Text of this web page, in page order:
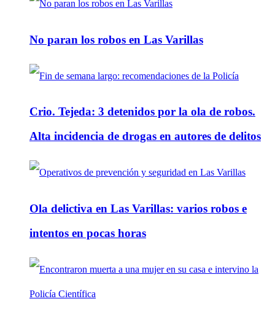
No paran los robos en Las Varillas
Crio. Tejeda: 3 detenidos por la ola de robos.
Alta incidencia de drogas en autores de delitos
Ola delictiva en Las Varillas: varios robos e
intentos en pocas horas